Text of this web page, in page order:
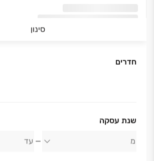
סינון
חדרים
שנת עסקה
אודות החברה
אפריקה ישראל מגורים